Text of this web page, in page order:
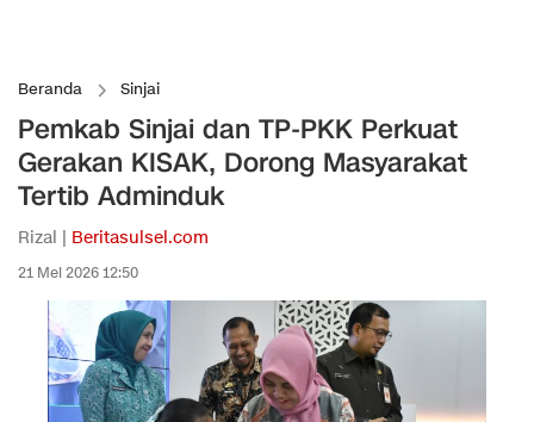
Beranda Sinjai
Pemkab Sinjai dan TP-PKK Perkuat
Gerakan KISAK, Dorong Masyarakat
Tertib Adminduk
Rizal | Beritasulsel.com
21 Mei 2026 12:50